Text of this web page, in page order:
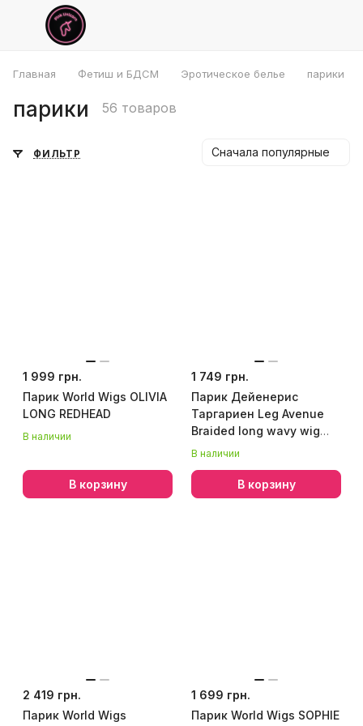
Главная Фетиш и БДСМ Эротическое белье парики
парики 56 товаров
ФИЛЬТР Сначала популярные
1 999 грн.
Парик World Wigs OLIVIA
LONG REDHEAD
В наличии
В корзину
1 749 грн.
Парик Дейенерис
Таргариен Leg Avenue
Braided long wavy wig
Blond, платиновый,
В наличии
В корзину
2 419 грн.
Парик World Wigs
1 699 грн.
Парик World Wigs SOPHIE